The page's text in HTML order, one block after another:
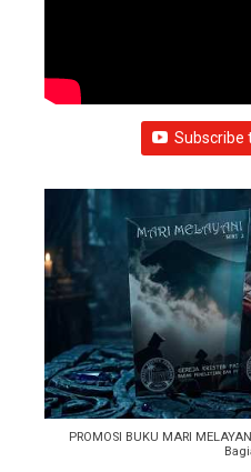
Subscribe
PROMOSI BUKU MARI